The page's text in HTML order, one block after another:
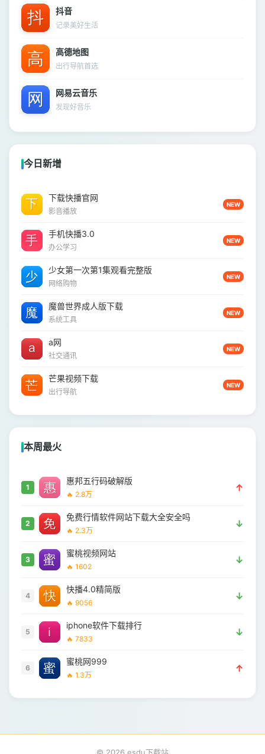
抖音
记录美好生活
高德地图
出行导航首选
网易云音乐
发现好音乐
今日新增
下载快播官网
影音播放
NEW
手机快播3.0
办公学习
NEW
少女第一次第1集观看完整版
网络购物
NEW
魔兽世界成人版下载
系统工具
NEW
a网
社交通讯
NEW
芒果视频下载
出行导航
NEW
本周最火
1
惠邦五行码破解版
🔥 2.8万
↑
2
免费行情软件网站下载大全安全吗
🔥 2.3万
↓
3
蜜桃视频网站
🔥 1602
↓
4
快播4.0精简版
🔥 9056
↓
5
iphone软件下载排行
🔥 7833
↓
6
蜜桃网999
🔥 1.3万
↑